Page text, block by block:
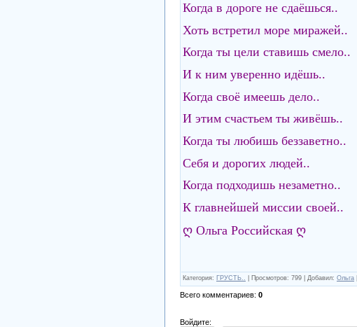
Когда в дороге не сдаёшься..
Хоть встретил море миражей..
Когда ты цели ставишь смело..
И к ним уверенно идёшь..
Когда своё имеешь дело..
И этим счастьем ты живёшь..
Когда ты любишь беззаветно..
Себя и дорогих людей..
Когда подходишь незаметно..
К главнейшей миссии своей..
ღ Ольга Российская ღ
Категория: ГРУСТЬ.. Просмотров: 799 Добавил: Ольга
Всего комментариев: 0
Войдите: